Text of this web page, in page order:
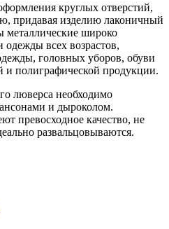
круглых отверстий,
придавая изделию лаконичный
широко
всех возрастов,
головных уборов, обуви
и полиграфической продукции.
люверса необходимо
и дыроколом.
превосходное качество, не
развальцовываются.